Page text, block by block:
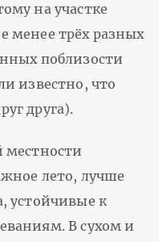
на участке
менее трёх разных
поблизости
известно, что
друга).
местности
лето, лучше
устойчивые к
В сухом и